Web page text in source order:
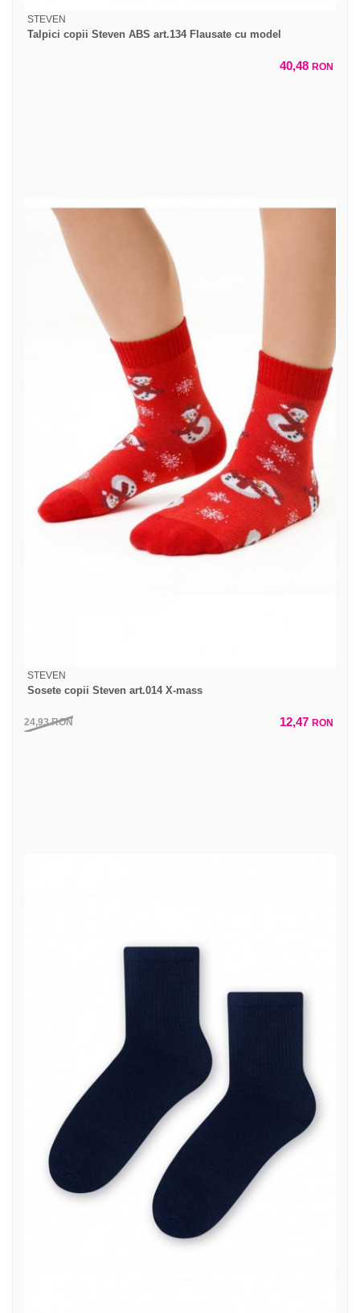
STEVEN
Talpici copii Steven ABS art.134 Flausate cu model
40,48 RON
STEVEN
Sosete copii Steven art.014 X-mass
24,93RON 12,47 RON